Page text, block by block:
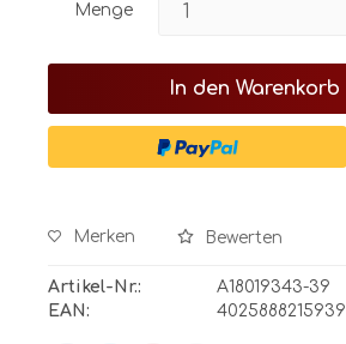
Menge
In den Warenkorb
Merken Bewerten
Artikel-Nr.:
A18019343-39
EAN:
4025888215939